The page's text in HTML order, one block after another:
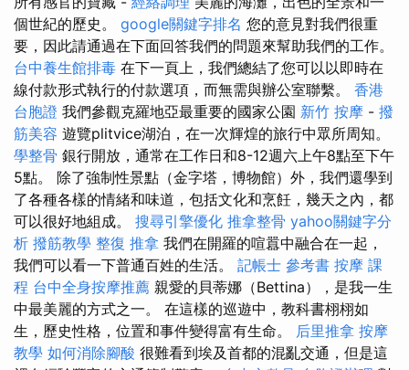
個世紀的歷史。 google關鍵字排名 您的意見對我們很重
要，因此請通過在下面回答我們的問題來幫助我們的工作。
台中養生館排毒 在下一頁上，我們總結了您可以以即時在
線付款形式執行的付款選項，而無需與辦公室聯繫。 香港
台胞證 我們參觀克羅地亞最重要的國家公園 新竹 按摩 - 撥
筋美容 遊覽plitvice湖泊，在一次輝煌的旅行中眾所周知。
學整骨 銀行開放，通常在工作日和8-12週六上午8點至下午
5點。 除了強制性景點（金字塔，博物館）外，我們還學到
了各種各樣的情緒和味道，包括文化和烹飪，幾天之內，都
可以很好地組成。 搜尋引擎優化 推拿整骨 yahoo關鍵字分
析 撥筋教學 整復 推拿 我們在開羅的喧囂中融合在一起，
我們可以看一下普通百姓的生活。 記帳士 參考書 按摩 課
程 台中全身按摩推薦 親愛的貝蒂娜（Bettina），是我一生
中最美麗的方式之一。 在這樣的巡遊中，教科書栩栩如
生，歷史性格，位置和事件變得富有生命。 后里推拿 按摩
教學 如何消除腳酸 很難看到埃及首都的混亂交通，但是這